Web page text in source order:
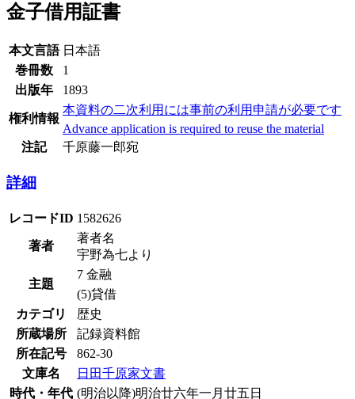
金子借用証書
本文言語 日本語
巻冊数
1
出版年
1893
権利情報
本資料の二次利用には事前の利用申請が必要です
Advance application is required to reuse the material
注記
千原藤一郎宛
詳細
レコードID 1582626
著者
著者名
宇野為七より
主題
7 金融
(5)貸借
カテゴリ
歴史
所蔵場所
記録資料館
所在記号
862-30
文庫名
日田千原家文書
時代・年代 (明治以降)明治廿六年一月廿五日